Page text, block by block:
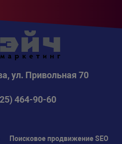
ул. Привольная 70
464-90-60
Поисковое продвижение SEO